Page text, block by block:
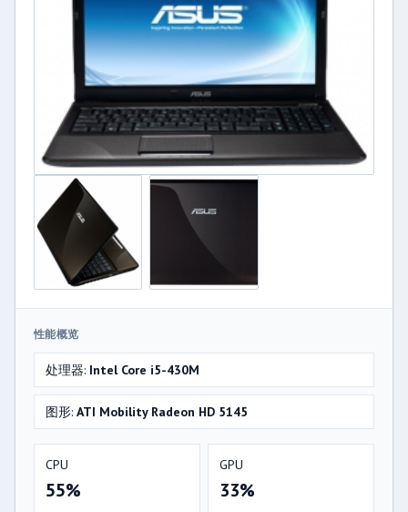
性能概览
处理器: Intel Core i5-430M
图形: ATI Mobility Radeon HD 5145
CPU
55%
GPU
33%